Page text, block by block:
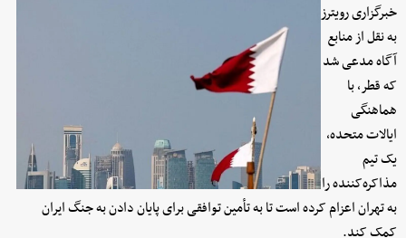
خبرگزاری رویترز
به نقل از منابع
آگاه مدعی شد
که قطر، با
هماهنگی
ایالات متحده،
یک تیم
مذاکره‌کننده را
به تهران اعزام کرده است تا به تأمین توافقی برای پایان دادن به جنگ ایران
کمک کند.